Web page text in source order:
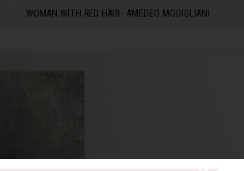
WOMAN WITH RED HAIR - AMEDEO MODIGLIANI